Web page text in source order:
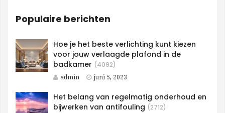
Populaire berichten
Hoe je het beste verlichting kunt kiezen
voor jouw verlaagde plafond in de
badkamer (4092)
admin juni 5, 2023
Het belang van regelmatig onderhoud en
bijwerken van antifouling (2712)